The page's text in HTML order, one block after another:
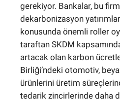
gerekiyor. Bankalar, bu
dekarbonizasyon
konusunda önemli roller
taraftan SKDM
artacak olan karbon
Birliği’ndeki otomotiv,
ürünlerini üretim
tedarik zincirlerinde daha